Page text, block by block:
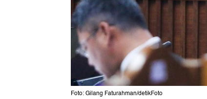
Foto: Gilang Faturahman/detikFoto